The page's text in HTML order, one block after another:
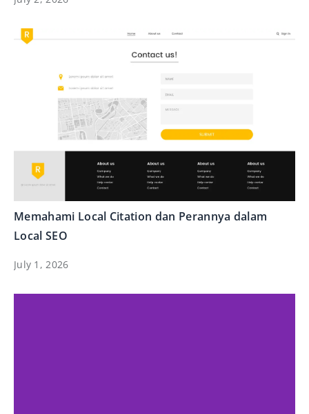
Memahami Local Citation dan Perannya dalam
Local SEO
July 1, 2026